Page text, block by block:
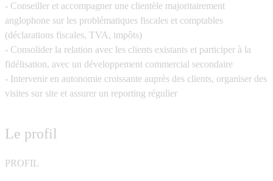
- Conseiller et accompagner une clientèle majoritairement
anglophone sur les problématiques fiscales et comptables
(déclarations fiscales, TVA, impôts)
- Consolider la relation avec les clients existants et participer à la
fidélisation, avec un développement commercial secondaire
- Intervenir en autonomie croissante auprès des clients, organiser des
visites sur site et assurer un reporting régulier
Le profil
PROFIL